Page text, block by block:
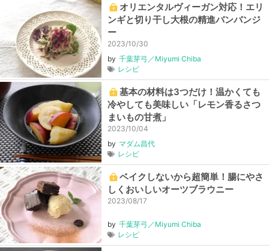
オリエンタルヴィーガン対応！エリ
ンギと切り干し大根の精進バンバンジ
ー
2023/10/30
by 千葉芽弓／Miyumi Chiba
レシピ
基本の材料は3つだけ！温かくても
冷やしても美味しい「レモン香るさつ
まいもの甘煮」
2023/10/04
by マダム昌代
レシピ
ベイクしないから超簡単！腸にやさ
しくおいしいオーツブラウニー
2023/08/17
by 千葉芽弓／Miyumi Chiba
レシピ